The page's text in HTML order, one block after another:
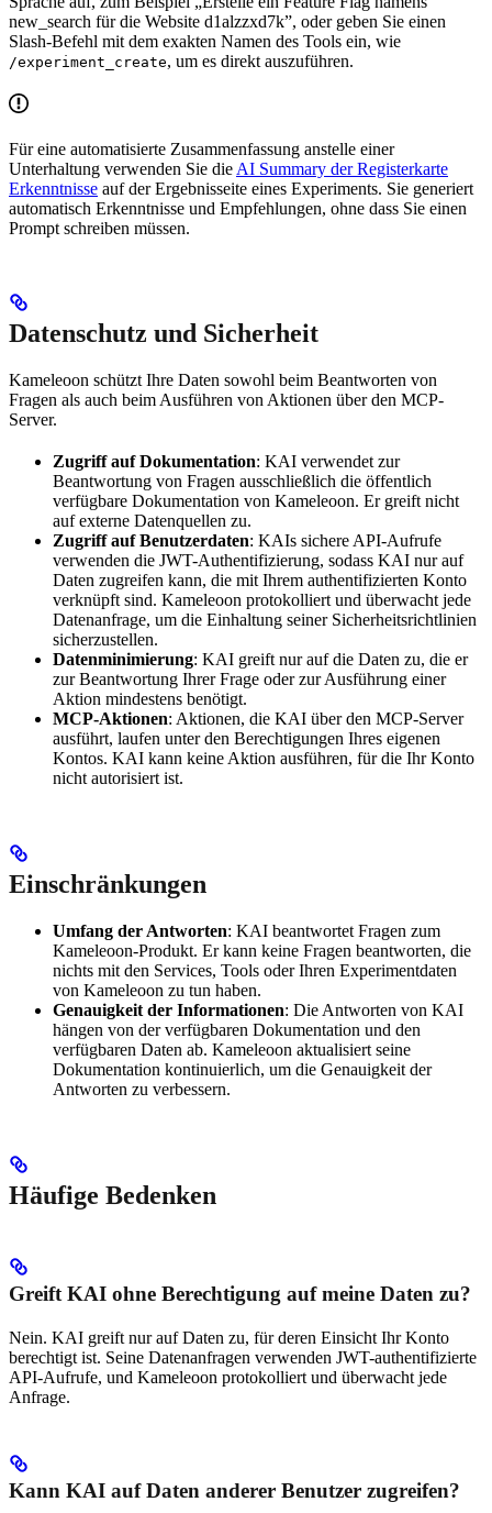
new_search für die Website d1alzzxd7k”, oder geben Sie einen
Slash-Befehl mit dem exakten Namen des Tools ein, wie
/experiment_create, um es direkt auszuführen.
Für eine automatisierte Zusammenfassung anstelle einer
Unterhaltung verwenden Sie die AI Summary der Registerkarte
Erkenntnisse auf der Ergebnisseite eines Experiments. Sie generiert
automatisch Erkenntnisse und Empfehlungen, ohne dass Sie einen
Prompt schreiben müssen.
Datenschutz und Sicherheit
Kameleoon schützt Ihre Daten sowohl beim Beantworten von
Fragen als auch beim Ausführen von Aktionen über den MCP-
Server.
Zugriff auf Dokumentation: KAI verwendet zur
Beantwortung von Fragen ausschließlich die öffentlich
verfügbare Dokumentation von Kameleoon. Er greift nicht
auf externe Datenquellen zu.
Zugriff auf Benutzerdaten: KAIs sichere API-Aufrufe
verwenden die JWT-Authentifizierung, sodass KAI nur auf
Daten zugreifen kann, die mit Ihrem authentifizierten Konto
verknüpft sind. Kameleoon protokolliert und überwacht jede
Datenanfrage, um die Einhaltung seiner Sicherheitsrichtlinien
sicherzustellen.
Datenminimierung: KAI greift nur auf die Daten zu, die er
zur Beantwortung Ihrer Frage oder zur Ausführung einer
Aktion mindestens benötigt.
MCP-Aktionen: Aktionen, die KAI über den MCP-Server
ausführt, laufen unter den Berechtigungen Ihres eigenen
Kontos. KAI kann keine Aktion ausführen, für die Ihr Konto
nicht autorisiert ist.
Einschränkungen
Umfang der Antworten: KAI beantwortet Fragen zum
Kameleoon-Produkt. Er kann keine Fragen beantworten, die
nichts mit den Services, Tools oder Ihren Experimentdaten
von Kameleoon zu tun haben.
Genauigkeit der Informationen: Die Antworten von KAI
hängen von der verfügbaren Dokumentation und den
verfügbaren Daten ab. Kameleoon aktualisiert seine
Dokumentation kontinuierlich, um die Genauigkeit der
Antworten zu verbessern.
Häufige Bedenken
Greift KAI ohne Berechtigung auf meine Daten zu?
Nein. KAI greift nur auf Daten zu, für deren Einsicht Ihr Konto
berechtigt ist. Seine Datenanfragen verwenden JWT-authentifizierte
API-Aufrufe, und Kameleoon protokolliert und überwacht jede
Anfrage.
Kann KAI auf Daten anderer Benutzer zugreifen?